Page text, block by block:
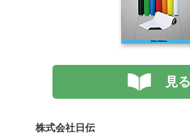
見る
株式会社日伝